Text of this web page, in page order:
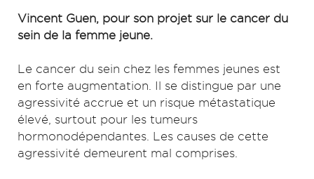
Vincent Guen, pour son projet sur le cancer du
sein de la femme jeune.
Le cancer du sein chez les femmes jeunes est
en forte augmentation. Il se distingue par une
agressivité accrue et un risque métastatique
élevé, surtout pour les tumeurs
hormonodépendantes. Les causes de cette
agressivité demeurent mal comprises.